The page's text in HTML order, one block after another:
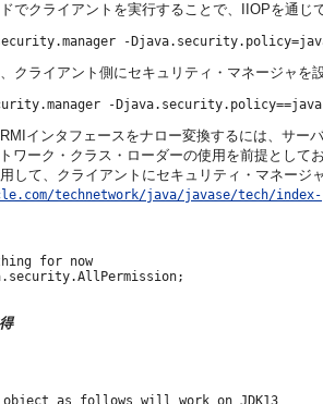
でクライアントを実行することで、IIOPを通じ
クライアント側にセキュリティ・マネージャを
インタフェースをナロー変換するには、サ
ワーク・クラス・ローダーの使用を前提とし
して、クライアントにセキュリティ・マネー
technetwork/java/javase/tech/
for now